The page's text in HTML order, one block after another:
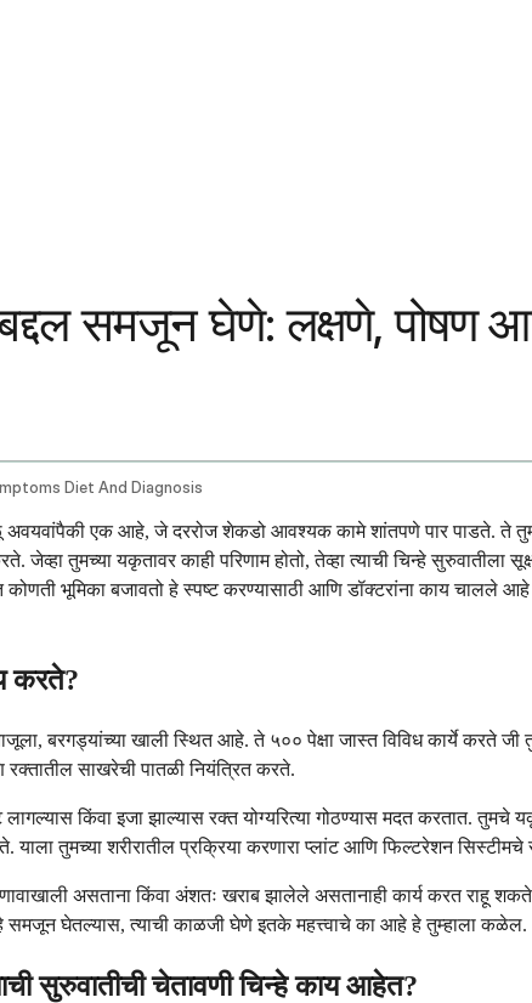
समजून घेणे: लक्षणे, पोषण
Diet And Diagnosis
अवयवांपैकी एक आहे, जे दररोज शेकडो आवश्यक कामे शांतपणे पार पाडते. ते
जेव्हा तुमच्या यकृतावर काही परिणाम होतो, तेव्हा त्याची चिन्हे
कोणती भूमिका बजावतो हे स्पष्ट करण्यासाठी आणि डॉक्टरांना काय
करते?
बरगड्यांच्या खाली स्थित आहे. ते ५०० पेक्षा जास्त विविध कार्ये करते जी
साखरेची पातळी नियंत्रित करते.
किंवा इजा झाल्यास रक्त योग्यरित्या गोठण्यास मदत करतात.
याला तुमच्या शरीरातील प्रक्रिया करणारा प्लांट आणि फिल्टरेशन
असताना किंवा अंशतः खराब झालेले असतानाही कार्य करत राहू शकते.
घेतल्यास, त्याची काळजी घेणे इतके महत्त्वाचे का आहे हे तुम्हाला कळेल.
सुरुवातीची चेतावणी चिन्हे काय आहेत?